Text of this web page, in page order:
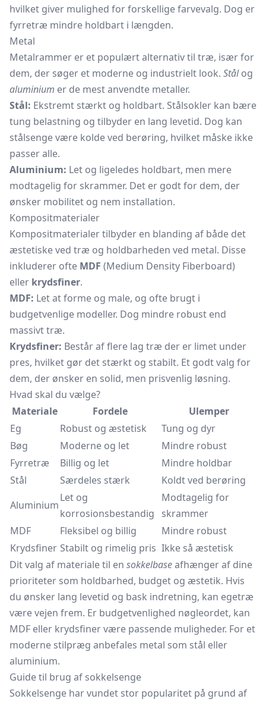
hvilket giver mulighed for forskellige farvevalg. Dog er
fyrretræ mindre holdbart i længden.
Metal
Metalrammer er et populært alternativ til træ, især for
dem, der søger et moderne og industrielt look. Stålog
aluminium er de mest anvendte metaller.
Stål: Ekstremt stærkt og holdbart. Stålsokler kan bære
tung belastning og tilbyder en lang levetid. Dog kan
stålsenge være kolde ved berøring, hvilket måske ikke
passer alle.
Aluminium: Let og ligeledes holdbart, men mere
modtagelig for skrammer. Det er godt for dem, der
ønsker mobilitet og nem installation.
Kompositmaterialer
Kompositmaterialer tilbyder en blanding af både det
æstetiske ved træ og holdbarheden ved metal. Disse
inkluderer ofte MDF (Medium Density Fiberboard)
eller krydsfiner.
MDF: Let at forme og male, og ofte brugt i
budgetvenlige modeller. Dog mindre robust end
massivt træ.
Krydsfiner: Består af flere lag træ der er limet under
pres, hvilket gør det stærkt og stabilt. Et godt valg for
dem, der ønsker en solid, men prisvenlig løsning.
Hvad skal du vælge?
Materiale
Fordele
Ulemper
Eg
Robust og æstetisk
Tung og dyr
Bøg
Moderne og let
Mindre robust
Fyrretræ
Billig og let
Mindre holdbar
Stål
Særdeles stærk
Koldt ved berøring
Aluminium
Let og
korrosionsbestandig
Modtagelig for
skrammer
MDF
Fleksibel og billig
Mindre robust
Krydsfiner Stabilt og rimelig pris Ikke så æstetisk
Dit valg af materiale til en sokkelbaseafhænger af dine
prioriteter som holdbarhed, budget og æstetik. Hvis
du ønsker lang levetid og bask indretning, kan egetræ
være vejen frem. Er budgetvenlighed nøgleordet, kan
MDF eller krydsfiner være passende muligheder. For et
moderne stilpræg anbefales metal som stål eller
aluminium.
Guide til brug af sokkelsenge
Sokkelsenge har vundet stor popularitet på grund af